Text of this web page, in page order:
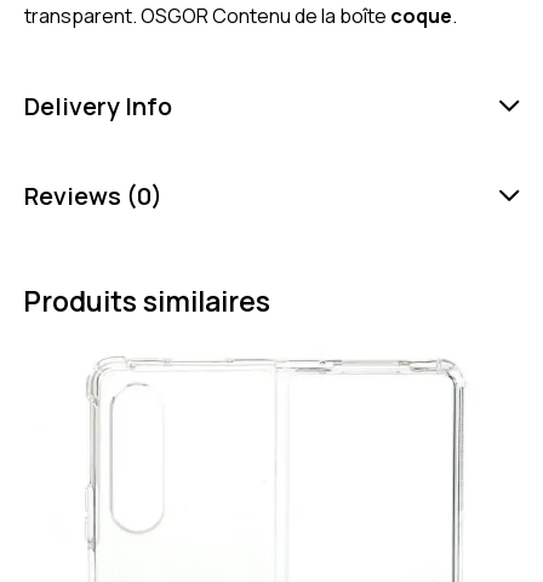
transparent. OSGOR Contenu de la boîte coque.
Delivery Info
Reviews (0)
Produits similaires